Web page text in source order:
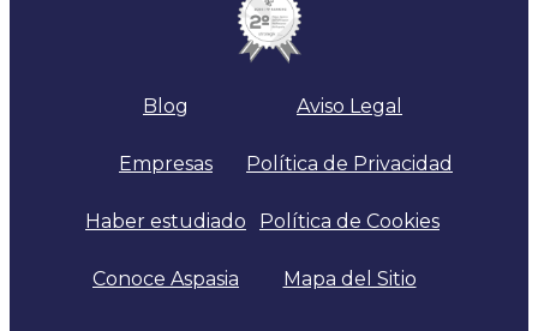
Blog
Empresas
Haber estudiado
Conoce Aspasia
Aviso Legal
Política de Privacidad
Política de Cookies
Mapa del Sitio